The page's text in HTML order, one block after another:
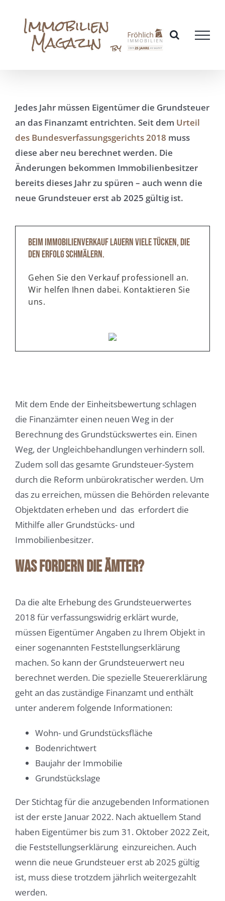
springen
Jedes Jahr müssen Eigentümer die Grundsteuer
an das Finanzamt entrichten. Seit dem Urteil
des Bundesverfassungsgerichts 2018 muss
diese aber neu berechnet werden. Die
Änderungen bekommen Immobilienbesitzer
bereits dieses Jahr zu spüren – auch wenn die
neue Grundsteuer erst ab 2025 gültig ist.
Beim Immobilienverkauf lauern viele Tücken, die
den Erfolg schmälern.
Gehen Sie den Verkauf professionell an.
Wir helfen Ihnen dabei. Kontaktieren Sie
uns.
Mit dem Ende der Einheitsbewertung schlagen
die Finanzämter einen neuen Weg in der
Berechnung des Grundstückswertes ein. Einen
Weg, der Ungleichbehandlungen verhindern soll.
Zudem soll das gesamte Grundsteuer-System
durch die Reform unbürokratischer werden. Um
das zu erreichen, müssen die Behörden relevante
Objektdaten erheben und das erfordert die
Mithilfe aller Grundstücks- und
Immobilienbesitzer.
Was fordern die Ämter?
Da die alte Erhebung des Grundsteuerwertes
2018 für verfassungswidrig erklärt wurde,
müssen Eigentümer Angaben zu Ihrem Objekt in
einer sogenannten Feststellungserklärung
machen. So kann der Grundsteuerwert neu
berechnet werden. Die spezielle Steuererklärung
geht an das zuständige Finanzamt und enthält
unter anderem folgende Informationen:
Wohn- und Grundstücksfläche
Bodenrichtwert
Baujahr der Immobilie
Grundstückslage
Der Stichtag für die anzugebenden Informationen
ist der erste Januar 2022. Nach aktuellem Stand
haben Eigentümer bis zum 31. Oktober 2022 Zeit,
die Feststellungserklärung einzureichen. Auch
wenn die neue Grundsteuer erst ab 2025 gültig
ist, muss diese trotzdem jährlich weitergezahlt
werden.